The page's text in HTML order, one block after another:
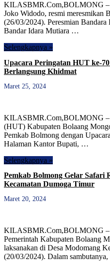
KILASBMR.Com,BOLMONG –
Joko Widodo, resmi meresmikan
(26/03/2024). Peresmian
Bandar Idara Mutiara …
Selengkapnya »
Upacara Peringatan HUT ke-
Berlangsung Khidmat
Maret 25, 2024
KILASBMR.Com,BOLMONG –
(HUT) Kabupaten Bolaang
Pemkab Bolmong dengan
Halaman Kantor Bupati, …
Selengkapnya »
Pemkab Bolmong Gelar Safari
Kecamatan Dumoga Timur
Maret 20, 2024
KILASBMR.Com,BOLMONG –
Pemerintah Kabupaten Bolaang
laksanakan di Desa Modomang
(20/03/2024). Dalam